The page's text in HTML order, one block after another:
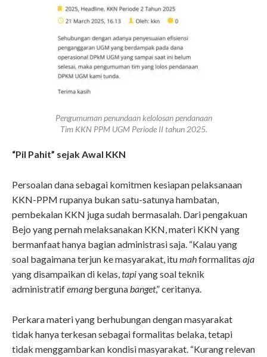
Pengumuman penundaan kelolosan pendanaan
Tim KKN PPM UGM Periode II tahun 2025.
“Pil Pahit” sejak Awal KKN
Persoalan dana sebagai komitmen kesiapan pelaksanaan
KKN-PPM rupanya bukan satu-satunya hambatan,
pembekalan KKN juga sudah bermasalah. Dari pengakuan
Bejo yang pernah melaksanakan KKN, materi KKN yang
bermanfaat hanya bagian administrasi saja. “Kalau yang
soal bagaimana terjun ke masyarakat, itumahformalitas aja
yang disampaikan di kelas,tapiyang soal teknik
administratifemangbergunabanget,” ceritanya.
Perkara materi yang berhubungan dengan masyarakat
tidak hanya terkesan sebagai formalitas belaka, tetapi
tidak menggambarkan kondisi masyarakat. “Kurang relevan